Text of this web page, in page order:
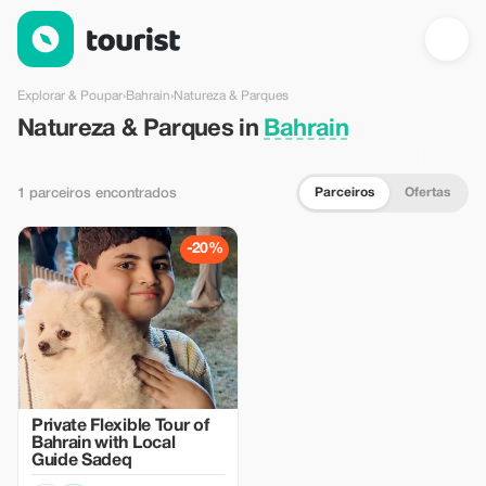
Natureza & Parques em Bahrain — Tourist
Explorar & Poupar›Bahrain›Natureza & Parques
Natureza & Parques in Bahrain
1 parceiros encontrados Parceiros Ofertas
-20%
Private Flexible Tour of
Bahrain with Local
Guide Sadeq